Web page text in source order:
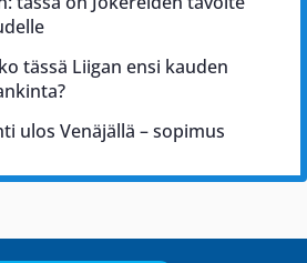
tässä Liigan ensi kauden
ulos Venäjällä – sopimus